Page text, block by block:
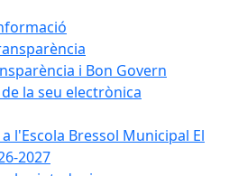
i Bon Govern
la seu electrònica
l'Escola Bressol Municipal El
2027